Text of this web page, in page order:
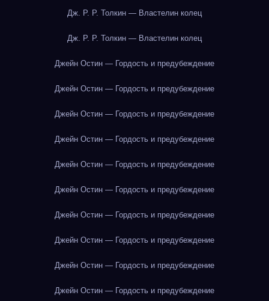
Дж. Р. Р. Толкин — Властелин колец
Дж. Р. Р. Толкин — Властелин колец
Джейн Остин — Гордость и предубеждение
Джейн Остин — Гордость и предубеждение
Джейн Остин — Гордость и предубеждение
Джейн Остин — Гордость и предубеждение
Джейн Остин — Гордость и предубеждение
Джейн Остин — Гордость и предубеждение
Джейн Остин — Гордость и предубеждение
Джейн Остин — Гордость и предубеждение
Джейн Остин — Гордость и предубеждение
Джейн Остин — Гордость и предубеждение